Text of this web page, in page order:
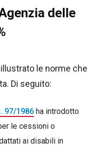
delle
illustrato le norme che
Di seguito:
97/1986 ha introdotto
le cessioni o
ai disabili in